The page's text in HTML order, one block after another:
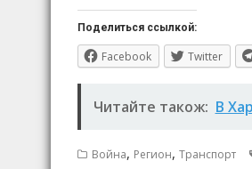
Поделиться ссылкой:
Facebook Twitter
Читайте також: В
Война, Регион, Транспорт